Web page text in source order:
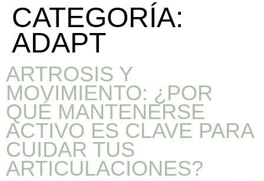
CATEGORÍA:
ADAPT
ARTROSIS Y
MOVIMIENTO: ¿POR
QUÉ MANTENERSE
ACTIVO ES CLAVE PARA
CUIDAR TUS
ARTICULACIONES?